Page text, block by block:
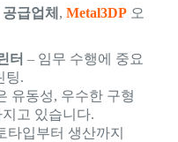
급업체 , Metal3DP오
터 – 임무 수행에 중요
팅.
유동성, 우수한 구형
고 있습니다.
타입부터 생산까지